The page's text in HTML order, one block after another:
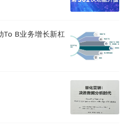
更具针对性的品牌故事、核心
- 设计 - GEO抓取设置
To B业务增长新杠